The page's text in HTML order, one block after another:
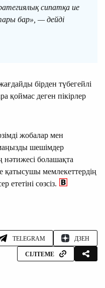
сипатқа ие
бар», — дейді
бірден түбегейлі
қоймас деген пікірлер
жобалар мен
шешімдер
болашақта
мемлекеттердің
ететіні сөзсіз.
TELEGRAM ДЗЕН
СІЛТЕМЕ